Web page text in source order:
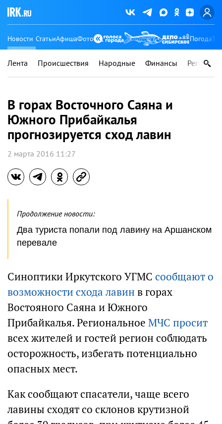
Новости СтатьиАфишаФото Погода
Лента Происшествия Народные Финансы Регионы
В горах Восточного Саяна и
Южного Прибайкалья
прогнозируется сход лавин
2 марта 2016 11:27
Продолжение новости:
Два туриста попали под лавину на Аршанском
перевале
Синоптики Иркутского УГМС сообщают о
возможности схода лавин в горах
Востояного Саяна и Южного
Прибайкалья. Региональное МЧС просит
всех жителей и гостей регион соблюдать
осторожность, избегать потенциально
опасных мест.
Как сообщают спасатели, чаще всего
лавины сходят со склонов крутизной